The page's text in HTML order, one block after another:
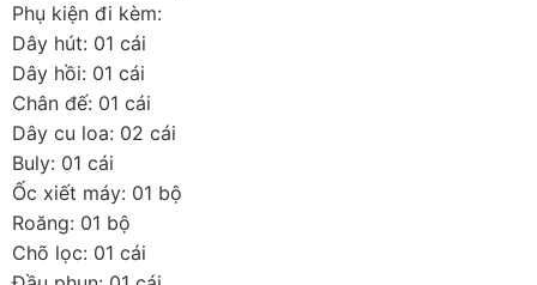
Phụ kiện đi kèm:
Dây hút: 01 cái
Dây hồi: 01 cái
Chân đế: 01 cái
Dây cu loa: 02 cái
Buly: 01 cái
Ốc xiết máy: 01 bộ
Roăng: 01 bộ
Chõ lọc: 01 cái